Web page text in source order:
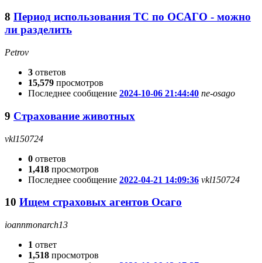
8 Период использования ТС по ОСАГО - можно
ли разделить
Petrov
3 ответов
15,579 просмотров
Последнее сообщение 2024-10-06 21:44:40 ne-osago
9 Страхование животных
vkl150724
0 ответов
1,418 просмотров
Последнее сообщение 2022-04-21 14:09:36 vkl150724
10 Ищем страховых агентов Осаго
ioannmonarch13
1 ответ
1,518 просмотров